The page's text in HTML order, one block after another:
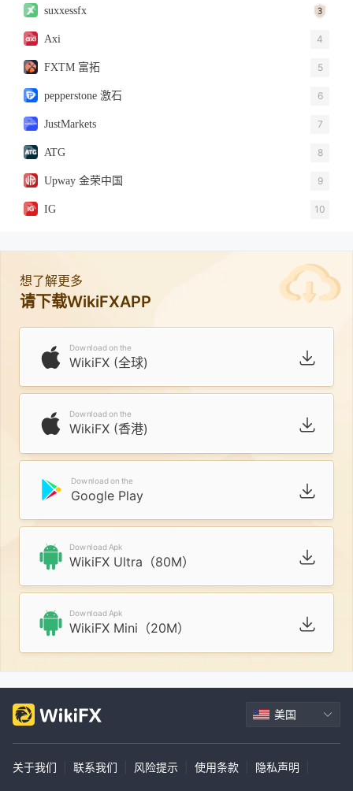
suxxessfx
Axi 4
FXTM 富拓 5
pepperstone 激石 6
JustMarkets 7
ATG 8
Upway 金荣中国 9
IG 10
想了解更多
请下载WikiFXAPP
Download on the
WikiFX (全球)
Download on the
WikiFX (香港)
Download on the
Google Play
Download Apk
WikiFX Ultra（80M）
Download Apk
WikiFX Mini（20M）
美国
关于我们 联系我们 风险提示 使用条款 隐私声明